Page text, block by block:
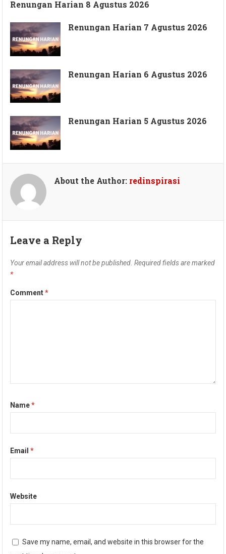
Renungan Harian 8 Agustus 2026
Renungan Harian 7 Agustus 2026
Renungan Harian 6 Agustus 2026
Renungan Harian 5 Agustus 2026
About the Author: redinspirasi
Leave a Reply
Your email address will not be published. Required fields are marked
*
Comment*
Name*
Email*
Website
Save my name, email, and website in this browser for the